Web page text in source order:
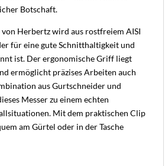
Botschaft.
von Herbertz wird aus rostfreiem AISI
für eine gute Schnitthaltigkeit und
ist. Der ergonomische Griff liegt
ermöglicht präzises Arbeiten auch
aus Gurtschneider und
Messer zu einem echten
Mit dem praktischen Clip
am Gürtel oder in der Tasche